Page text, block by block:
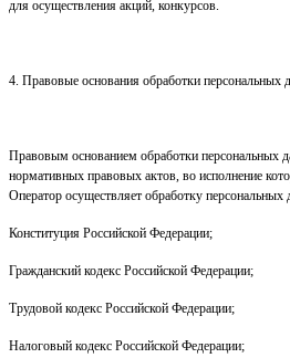
для осуществления акций, конкурсов.
4. Правовые основания обработки персональных
Правовым основанием обработки персональных
нормативных правовых актов, во исполнение
Оператор осуществляет обработку
Конституция Российской Федерации;
Гражданский кодекс Российской Федерации;
Трудовой кодекс Российской Федерации;
Налоговый кодекс Российской Федерации;